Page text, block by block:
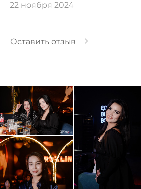
22 ноября 2024
Оставить отзыв